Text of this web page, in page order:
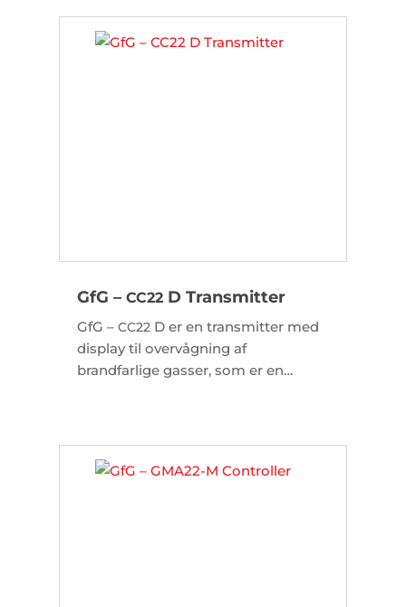
GfG – CC22D Transmitter
GfG – CC22D er en transmitter med
display til overvågning af
brandfarlige gasser, som er en